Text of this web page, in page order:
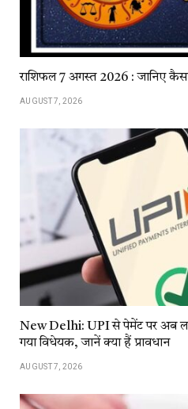
राशिफल 7 अगस्त 2026 : जानिए
AUGUST 7, 2026
New Delhi: UPI से पेमेंट पर अब
गया विधेयक, जानें क्या हैं प्रावधान
AUGUST 7, 2026